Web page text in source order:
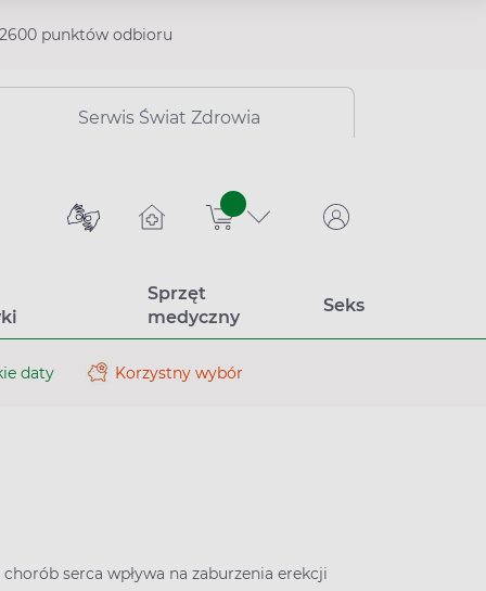
2600 punktów odbioru
Serwis Świat Zdrowia
sztuk
Sprzęt
medyczny
Seks
daty Korzystny wybór
serca wpływa na zaburzenia erekcji